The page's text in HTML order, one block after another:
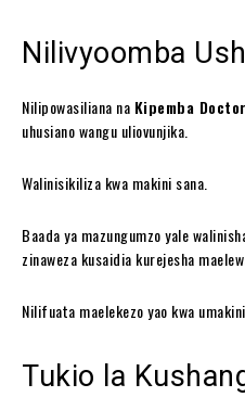
Nilivyoomba
Nilipowasiliana na Kipemba
uhusiano wangu uliovunjika.
Walinisikiliza kwa makini sana.
Baada ya mazungumzo yale
zinaweza kusaidia kurejesha
Nilifuata maelekezo yao kwa umakini.
Tukio la